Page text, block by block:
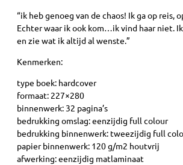
“ik heb genoeg van de chaos! Ik ga op reis,
Echter waar ik ook kom…ik vind haar niet.
en zie wat ik altijd al wenste.”
Kenmerken:
type boek: hardcover
formaat: 227×280
binnenwerk: 32 pagina’s
bedrukking omslag: eenzijdig full colour
bedrukking binnenwerk: tweezijdig full
papier binnenwerk: 120 g/m2 houtvrij
afwerking: eenzijdig matlaminaat